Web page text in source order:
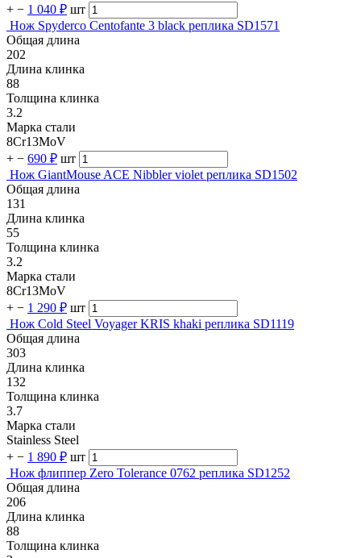
+ − 1 040 ₽ шт
Нож Spyderco Centofante 3 black реплика SD1571
Общая длина
202
Длина клинка
88
Толщина клинка
3.2
Марка стали
8Cr13MoV
+ − 690 ₽ шт
Нож GiantMouse ACE Nibbler violet реплика SD1502
Общая длина
131
Длина клинка
55
Толщина клинка
3.2
Марка стали
8Cr13MoV
+ − 1 290 ₽ шт
Нож Cold Steel Voyager KRIS khaki реплика SD1119
Общая длина
303
Длина клинка
132
Толщина клинка
3.7
Марка стали
Stainless Steel
+ − 1 890 ₽ шт
Нож флиппер Zero Tolerance 0762 реплика SD1252
Общая длина
206
Длина клинка
88
Толщина клинка